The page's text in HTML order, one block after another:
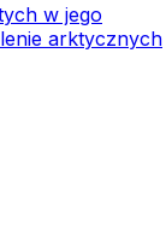
w jego
arktycznych